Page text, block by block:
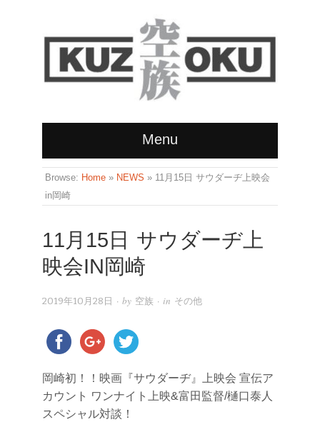
Menu
Browse: Home » NEWS » 11月15日 サウダーヂ上映会
in岡崎
11月15日 サウダーヂ上
映会IN岡崎
2019年10月28日 · by 空族 · in その他
岡崎初！！映画『サウダーヂ』上映会 宣伝ア
カウント ワンナイト上映&富田監督/樋口泰人
スペシャル対談！